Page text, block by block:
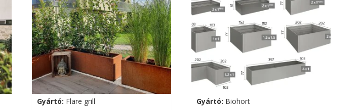
Gyártó: Flare grill Gyártó: Biohort